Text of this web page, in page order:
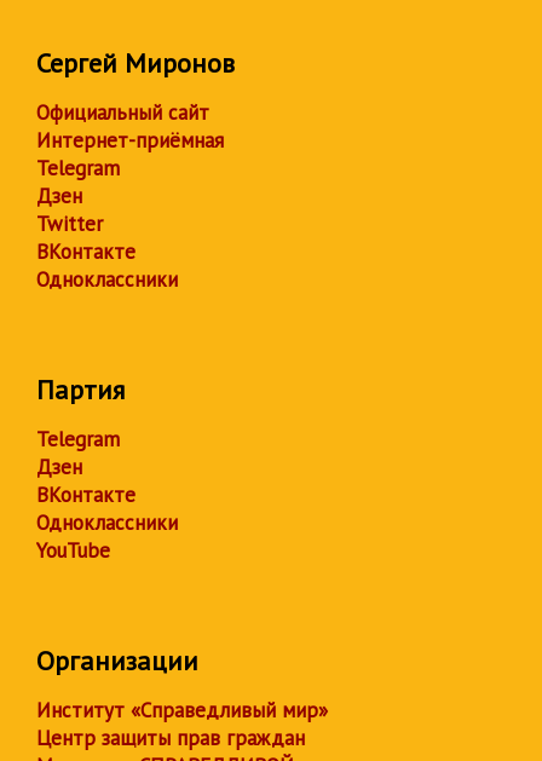
Сергей Миронов
Официальный сайт
Интернет-приёмная
Telegram
Дзен
Twitter
ВКонтакте
Одноклассники
Партия
Telegram
Дзен
ВКонтакте
Одноклассники
YouTube
Организации
Институт «Справедливый мир»
Центр защиты прав граждан